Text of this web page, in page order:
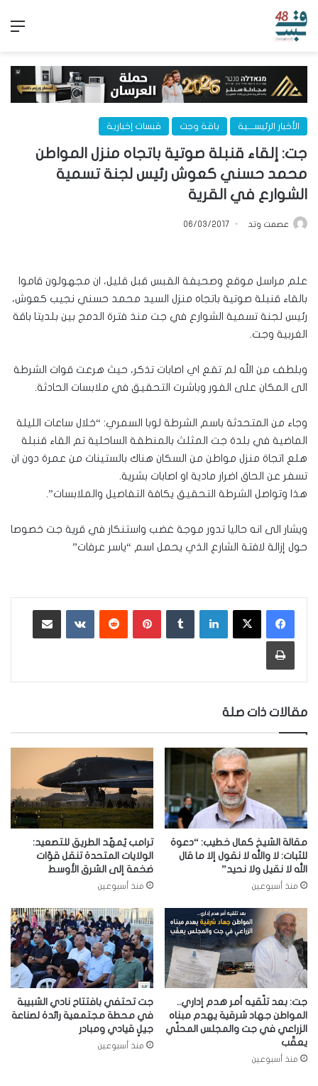
الأخبار الرئيســـية باقة وجت قبسات إخبارية
جت: إلقاء قنبلة صوتية باتجاه منزل المواطن
محمد حسني كعوش رئيس لجنة تسمية
الشوارع في القرية
عصمت وتد 06/03/2017
علم مراسل موقع وصحيفة القبس قبل قليل، ان مجهولون قاموا
بالقاء قنبلة صوتية باتجاه منزل السيد محمد حسني نجيب كعوش،
رئيس لجنة تسمية الشوارع في جت منذ فترة الدمج بين بلديتا باقة
الغربية وجت.
وبلطف من الله لم تقع اي اصابات تذكر، حيث هرعت قوات الشرطة
الى المكان على الفور وباشرت التحقيق في ملابسات الحادثة.
وجاء من المتحدثة باسم الشرطة لوبا السمري: “خلال ساعات الليلة
الماضية في بلدة جت المثلث بالمنطقة الساحلية تم القاء قنبلة
هلع اتجاة منزل مواطن من السكان هناك بالستينات من عمرة دون ان
تسفر عن الحاق اضرار مادية او اصابات بشرية.
هذا وتواصل الشرطة التحقيق يكافة التفاصيل والملابسات”.
ويشار الى انه حاليا تدور موجة غضب واستنكار في قرية جت خصوصا
حول إزالة لافتة الشارع الذي يحمل اسم “ياسر عرفات”
لينكدإن بينتيريست ‏VKontakte
طباعة
مقالات ذات صلة
مقالة الشيخ كمال خطيب: “دعوة
للثبات: لا والله لا نقول إلا ما قال
الله لا نقيل ولا نحيد”
منذ أسبوعين
ترامب يُمهّد الطريق للتصعيد:
الولايات المتحدة تنقل قوّات
ضخمة إلى الشرق الأوسط
منذ أسبوعين
جت: بعد تلّقيه أمر هدم إداري..
المواطن جهاد شرقية يهدم مبناه
الزراعي في جت والمجلس المحلّي
يعقّب
منذ أسبوعين
جت تحتفي بافتتاح نادي الشبيبة
في محطة مجتمعية رائدة لصناعة
جيلٍ قيادي ومبادر
منذ أسبوعين